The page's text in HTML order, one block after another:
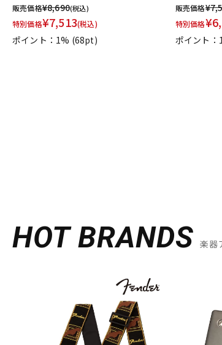
販売価格¥8,690(税込)
特別価格¥7,513(税込)
ポイント：1% (68pt)
販売価格¥
特別価格¥
ポイント：
HOT BRANDS 楽器